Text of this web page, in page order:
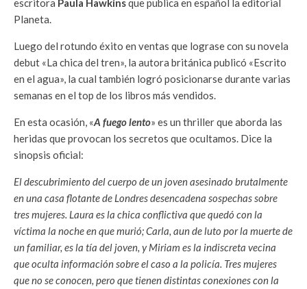
escritora Paula Hawkinsque publica en español la editorial
Planeta.
Luego del rotundo éxito en ventas que lograse con su novela
debut «La chica del tren», la autora británica publicó «Escrito
en el agua», la cual también logró posicionarse durante varias
semanas en el top de los libros más vendidos.
En esta ocasión, «A fuego lento» es un thriller que aborda las
heridas que provocan los secretos que ocultamos. Dice la
sinopsis oficial:
El descubrimiento del cuerpo de un joven asesinado brutalmente
en una casa flotante de Londres desencadena sospechas sobre
tres mujeres. Laura es la chica conflictiva que quedó con la
víctima la noche en que murió; Carla, aun de luto por la muerte de
un familiar, es la tía del joven, y Miriam es la indiscreta vecina
que oculta información sobre el caso a la policía. Tres mujeres
que no se conocen, pero que tienen distintas conexiones con la